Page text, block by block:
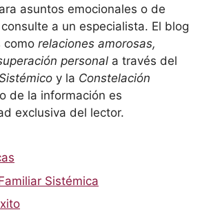
asuntos emocionales o de
a un especialista. El blog
como relaciones amorosas,
personal a través del
y la Constelación
de la información es
exclusiva del lector.
Sistémica